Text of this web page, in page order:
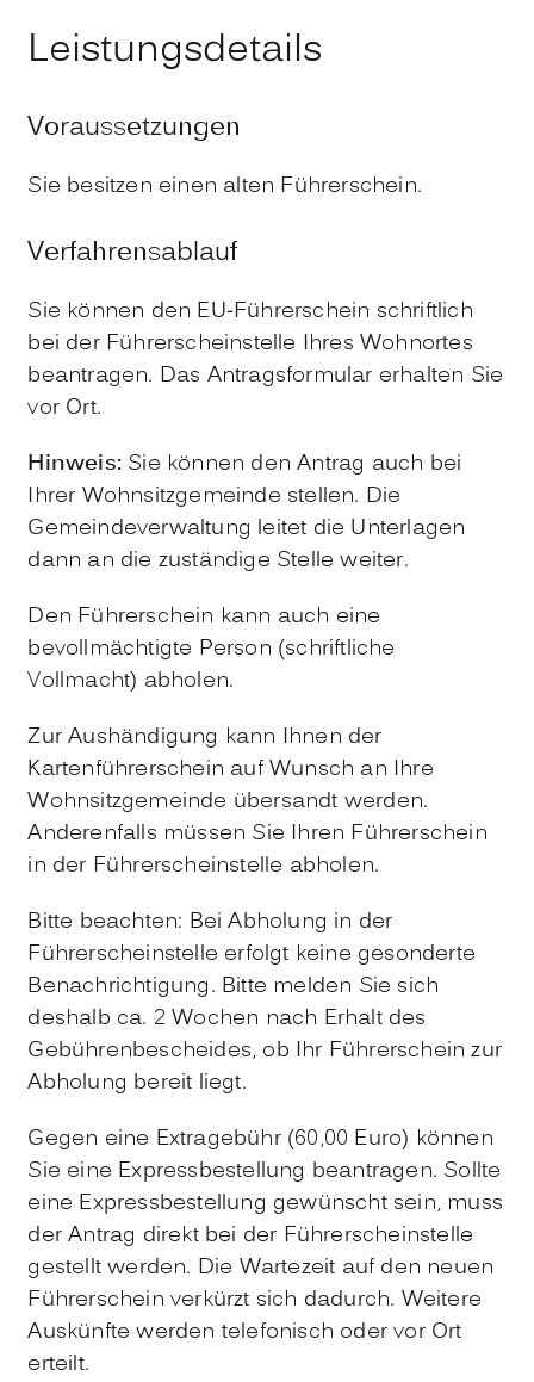
Leistungsdetails
Voraussetzungen
Sie besitzen einen alten Führerschein.
Verfahrensablauf
Sie können den EU-Führerschein schriftlich
bei der Führerscheinstelle Ihres Wohnortes
beantragen. Das Antragsformular erhalten Sie
vor Ort.
Hinweis: Sie können den Antrag auch bei
Ihrer Wohnsitzgemeinde stellen. Die
Gemeindeverwaltung leitet die Unterlagen
dann an die zuständige Stelle weiter.
Den Führerschein kann auch eine
bevollmächtigte Person (schriftliche
Vollmacht) abholen.
Zur Aushändigung kann Ihnen der
Kartenführerschein auf Wunsch an Ihre
Wohnsitzgemeinde übersandt werden.
Anderenfalls müssen Sie Ihren Führerschein
in der Führerscheinstelle abholen.
Bitte beachten: Bei Abholung in der
Führerscheinstelle erfolgt keine gesonderte
Benachrichtigung. Bitte melden Sie sich
deshalb ca. 2 Wochen nach Erhalt des
Gebührenbescheides, ob Ihr Führerschein zur
Abholung bereit liegt.
Gegen eine Extragebühr (60,00 Euro) können
Sie eine Expressbestellung beantragen. Sollte
eine Expressbestellung gewünscht sein, muss
der Antrag direkt bei der Führerscheinstelle
gestellt werden. Die Wartezeit auf den neuen
Führerschein verkürzt sich dadurch. Weitere
Auskünfte werden telefonisch oder vor Ort
erteilt.